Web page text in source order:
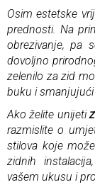
Osim estetske
prednosti. Na
obrezivanje, pa
dovoljno
zelenilo za zid
buku i
Ako želite unijeti
razmislite o
stilova koje
zidnih
vašem ukusu i